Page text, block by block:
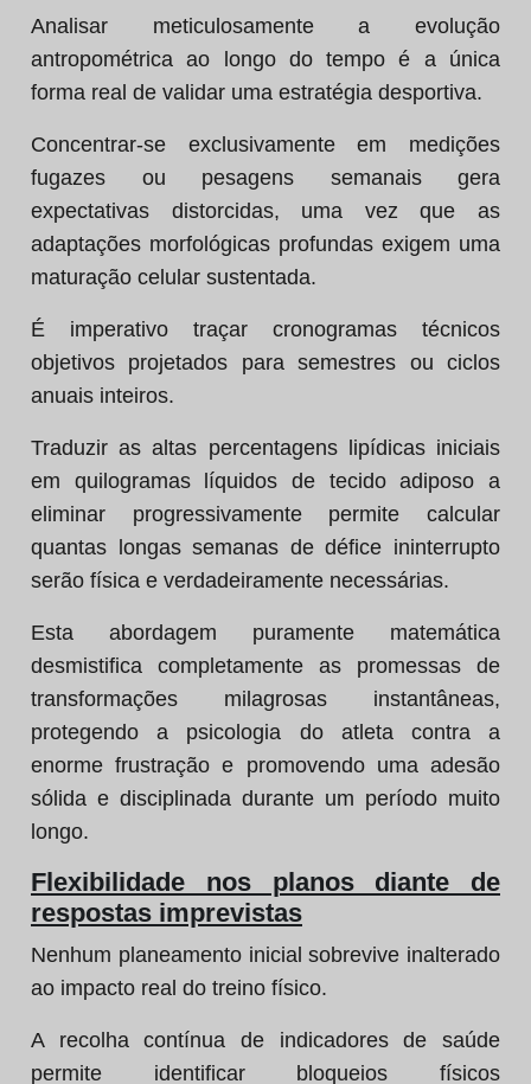
Analisar meticulosamente a evolução
antropométrica ao longo do tempo é a única
forma real de validar uma estratégia desportiva.
Concentrar-se exclusivamente em medições
fugazes ou pesagens semanais gera
expectativas distorcidas, uma vez que as
adaptações morfológicas profundas exigem uma
maturação celular sustentada.
É imperativo traçar cronogramas técnicos
objetivos projetados para semestres ou ciclos
anuais inteiros.
Traduzir as altas percentagens lipídicas iniciais
em quilogramas líquidos de tecido adiposo a
eliminar progressivamente permite calcular
quantas longas semanas de défice ininterrupto
serão física e verdadeiramente necessárias.
Esta abordagem puramente matemática
desmistifica completamente as promessas de
transformações milagrosas instantâneas,
protegendo a psicologia do atleta contra a
enorme frustração e promovendo uma adesão
sólida e disciplinada durante um período muito
longo.
Flexibilidade nos planos diante de
respostas imprevistas
Nenhum planeamento inicial sobrevive inalterado
ao impacto real do treino físico.
A recolha contínua de indicadores de saúde
permite identificar bloqueios físicos